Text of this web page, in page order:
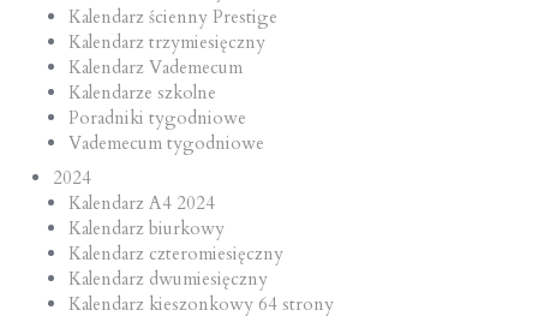
Kalendarz ścienny Prestige
Kalendarz trzymiesięczny
Kalendarz Vademecum
Kalendarze szkolne
Poradniki tygodniowe
Vademecum tygodniowe
2024
Kalendarz A4 2024
Kalendarz biurkowy
Kalendarz czteromiesięczny
Kalendarz dwumiesięczny
Kalendarz kieszonkowy 64 strony